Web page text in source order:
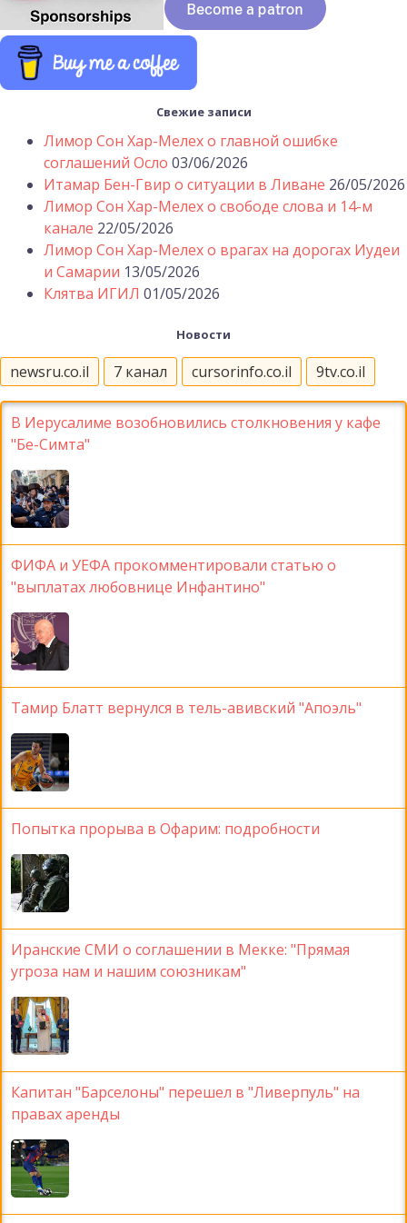
Свежие записи
Лимор Сон Хар-Мелех о главной ошибке
соглашений Осло 03/06/2026
Итамар Бен-Гвир о ситуации в Ливане 26/05/2026
Лимор Сон Хар-Мелех о свободе слова и 14-м
канале 22/05/2026
Лимор Сон Хар-Мелех о врагах на дорогах Иудеи
и Самарии 13/05/2026
Клятва ИГИЛ 01/05/2026
Новости
newsru.co.il 7 канал cursorinfo.co.il 9tv.co.il
В Иерусалиме возобновились столкновения у кафе
"Бе-Симта"
ФИФА и УЕФА прокомментировали статью о
"выплатах любовнице Инфантино"
Тамир Блатт вернулся в тель-авивский "Апоэль"
Попытка прорыва в Офарим: подробности
Иранские СМИ о соглашении в Мекке: "Прямая
угроза нам и нашим союзникам"
Капитан "Барселоны" перешел в "Ливерпуль" на
правах аренды